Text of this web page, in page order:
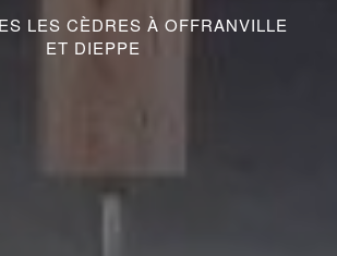
LES CÈDRES À OFFRANVILLE
ET DIEPPE